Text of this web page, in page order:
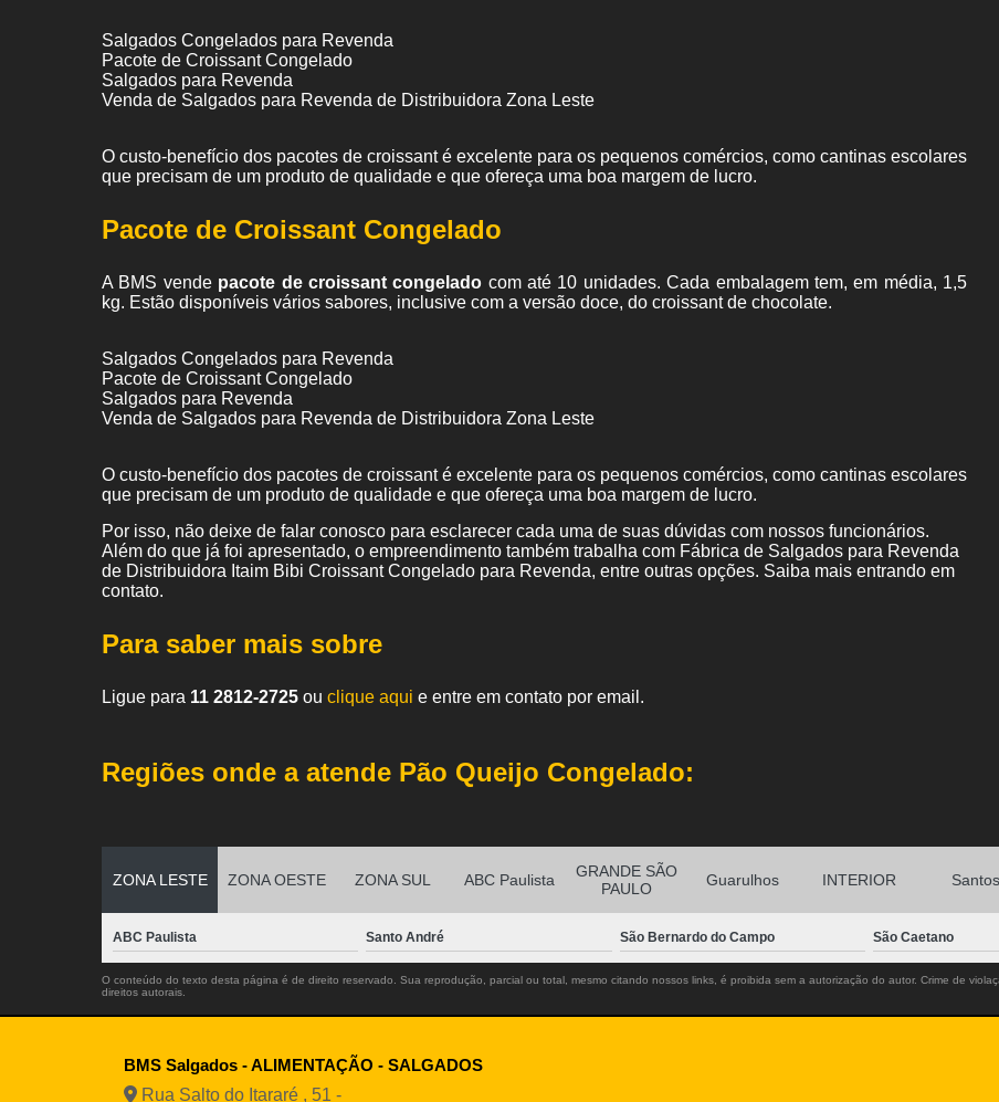
Salgados Congelados para Revenda
Pacote de Croissant Congelado
Salgados para Revenda
Venda de Salgados para Revenda de Distribuidora Zona Leste
O custo-benefício dos pacotes de croissant é excelente para os pequenos comércios, como cantinas escolares
que precisam de um produto de qualidade e que ofereça uma boa margem de lucro.
Pacote de Croissant Congelado
A BMS vende pacote de croissant congelado com até 10 unidades. Cada embalagem tem, em média, 1,5
kg. Estão disponíveis vários sabores, inclusive com a versão doce, do croissant de chocolate.
Salgados Congelados para Revenda
Pacote de Croissant Congelado
Salgados para Revenda
Venda de Salgados para Revenda de Distribuidora Zona Leste
O custo-benefício dos pacotes de croissant é excelente para os pequenos comércios, como cantinas escolares
que precisam de um produto de qualidade e que ofereça uma boa margem de lucro.
Por isso, não deixe de falar conosco para esclarecer cada uma de suas dúvidas com nossos funcionários.
Além do que já foi apresentado, o empreendimento também trabalha com Fábrica de Salgados para Revenda
de Distribuidora Itaim Bibi Croissant Congelado para Revenda, entre outras opções. Saiba mais entrando em
contato.
Para saber mais sobre
Ligue para 11 2812-2725 ou clique aqui e entre em contato por email.
Regiões onde a atende Pão Queijo Congelado:
ZONA LESTE ZONA OESTE ZONA SUL ABC Paulista
GRANDE SÃO
PAULO
Guarulhos INTERIOR Santos
ABC Paulista Santo André São Bernardo do Campo São Caetano
O conteúdo do texto desta página é de direito reservado. Sua reprodução, parcial ou total, mesmo citando nossos links, é proibida sem a autorização do autor. Crime de
direitos autorais
BMS Salgados - ALIMENTAÇÃO - SALGADOS
Rua Salto do Itararé , 51 -